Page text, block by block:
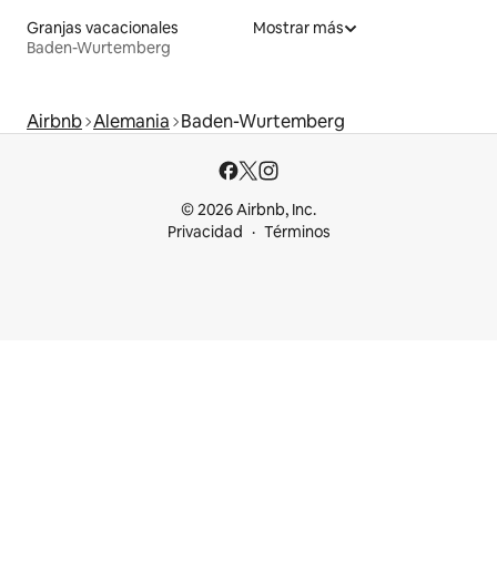
Granjas vacacionales
Baden-Wurtemberg
Mostrar más
Airbnb Alemania Baden-Wurtemberg
© 2026 Airbnb, Inc.
Privacidad
Términos